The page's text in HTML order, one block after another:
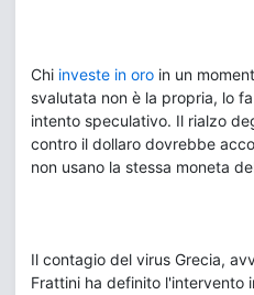
Chi investe in oro in un
svalutata non è la propria, lo
intento speculativo. Il rialzo
contro il dollaro dovrebbe
non usano la stessa moneta
Il contagio del virus Grecia,
Frattini ha definito l'intervento